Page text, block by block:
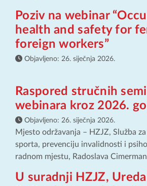
Poziv na webinar
health and safety for
foreign workers”
Objavljeno: 26. siječnja 2026.
Raspored stručnih
webinara kroz 2026.
Objavljeno: 26. siječnja 2026.
Mjesto održavanja – HZJZ, Služba
sporta, prevenciju invalidnosti i
radnom mjestu, Radoslava
U suradnji HZJZ,